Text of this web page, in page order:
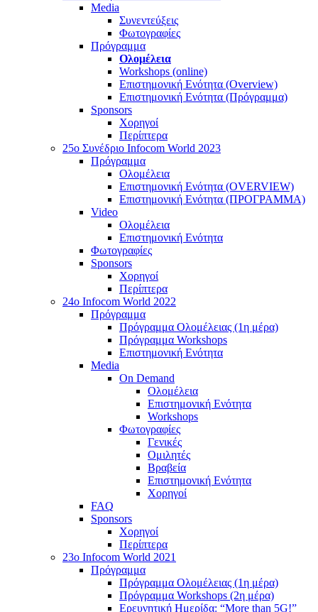
Media
Συνεντεύξεις
Φωτογραφίες
Πρόγραμμα
Ολομέλεια
Workshops (online)
Επιστημονική Ενότητα (Overview)
Επιστημονική Ενότητα (Πρόγραμμα)
Sponsors
Χορηγοί
Περίπτερα
25o Συνέδριο Infocom World 2023
Πρόγραμμα
Ολομέλεια
Επιστημονική Ενότητα (OVERVIEW)
Επιστημονική Ενότητα (ΠΡΟΓΡΑΜΜΑ)
Video
Ολομέλεια
Επιστημονική Ενότητα
Φωτογραφίες
Sponsors
Χορηγοί
Περίπτερα
24o Infocom World 2022
Πρόγραμμα
Πρόγραμμα Ολομέλειας (1η μέρα)
Πρόγραμμα Workshops
Επιστημονική Ενότητα
Media
On Demand
Ολομέλεια
Επιστημονική Ενότητα
Workshops
Φωτογραφίες
Γενικές
Ομιλητές
Βραβεία
Επιστημονική Ενότητα
Χορηγοί
FAQ
Sponsors
Χορηγοί
Περίπτερα
23o Infocom World 2021
Πρόγραμμα
Πρόγραμμα Ολομέλειας (1η μέρα)
Πρόγραμμα Workshops (2η μέρα)
Ερευνητική Ημερίδα: “More than 5G!”